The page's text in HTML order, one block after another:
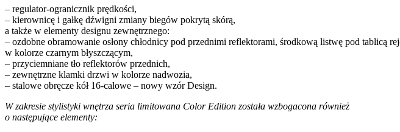
– regulator-ogranicznik prędkości,
– kierownicę i gałkę dźwigni zmiany biegów pokrytą skórą,
a także w elementy designu zewnętrznego:
– ozdobne obramowanie osłony chłodnicy pod przednimi reflektorami, środkową listwę pod tablicą
w kolorze czarnym błyszczącym,
– przyciemniane tło reflektorów przednich,
– zewnętrzne klamki drzwi w kolorze nadwozia,
– stalowe obręcze kół 16-calowe – nowy wzór Design.
W zakresie stylistyki wnętrza seria limitowana Color Edition została wzbogacona również
o następujące elementy: